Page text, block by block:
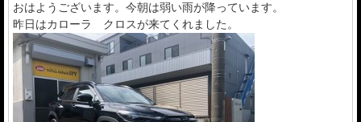
おはようございます。今朝は弱い雨が降っています。
昨日はカローラ クロスが来てくれました。